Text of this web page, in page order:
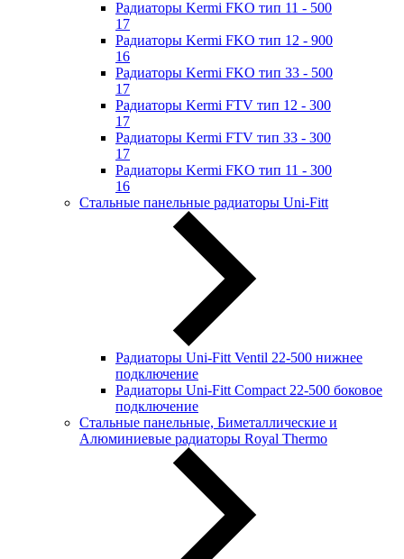
Радиаторы Kermi FKO тип 11 - 500
17
Радиаторы Kermi FKO тип 12 - 900
16
Радиаторы Kermi FKO тип 33 - 500
17
Радиаторы Kermi FTV тип 12 - 300
17
Радиаторы Kermi FTV тип 33 - 300
17
Радиаторы Kermi FKO тип 11 - 300
16
Стальные панельные радиаторы Uni-Fitt
Радиаторы Uni-Fitt Ventil 22-500 нижнее
подключение
Радиаторы Uni-Fitt Compact 22-500 боковое
подключение
Стальные панельные, Биметаллические и
Алюминиевые радиаторы Royal Thermo